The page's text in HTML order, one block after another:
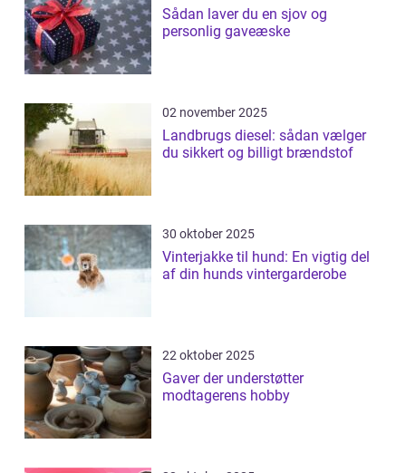
Sådan laver du en sjov og
personlig gaveæske
02 november 2025
Landbrugs diesel: sådan vælger
du sikkert og billigt brændstof
30 oktober 2025
Vinterjakke til hund: En vigtig del
af din hunds vintergarderobe
22 oktober 2025
Gaver der understøtter
modtagerens hobby